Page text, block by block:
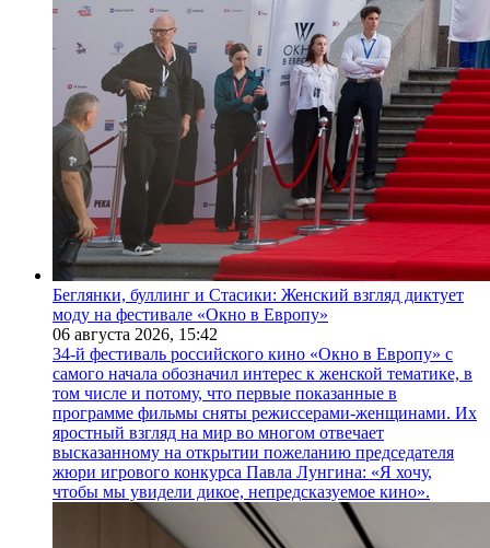
Беглянки, буллинг и Стасики: Женский взгляд диктует
моду на фестивале «Окно в Европу»
06 августа 2026, 15:42
34-й фестиваль российского кино «Окно в Европу» с
самого начала обозначил интерес к женской тематике, в
том числе и потому, что первые показанные в
программе фильмы сняты режиссерами-женщинами. Их
яростный взгляд на мир во многом отвечает
высказанному на открытии пожеланию председателя
жюри игрового конкурса Павла Лунгина: «Я хочу,
чтобы мы увидели дикое, непредсказуемое кино».